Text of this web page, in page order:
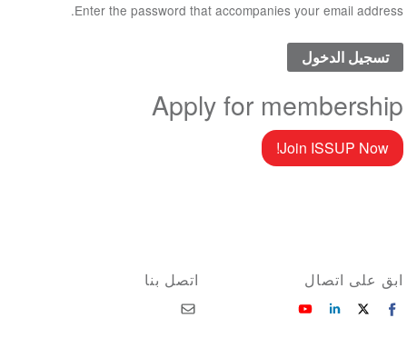
Enter the password that accompanies your email address.
Apply for membership
Join ISSUP Now!
اتصل بنا ابق على اتصال